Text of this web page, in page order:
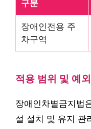
구분
장애인전용 주
차구역
적용 범위 및 예
장애인차별금지법
설 설치 및 유지 관